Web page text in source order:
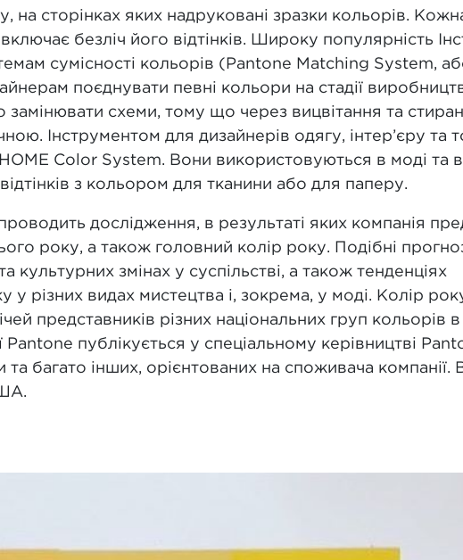
на сторінках яких надруковані зразки кольорів.
безліч його відтінків. Широку популярність
сумісності кольорів (Pantone Matching System,
поєднувати певні кольори на стадії
схеми, тому що через вицвітання та
Інструментом для дизайнерів одягу, інтер’єру та
Color System. Вони використовуються в моді та
з кольором для тканини або для паперу.
дослідження, в результаті яких компанія
року, а також головний колір року. Подібні
культурних змінах у суспільстві, а також тенденціях
у різних видах мистецтва і, зокрема, у моді. Колір
представників різних національних груп кольорів в
Pantone публікується у спеціальному керівництві
багато інших, орієнтованих на споживача компанії.